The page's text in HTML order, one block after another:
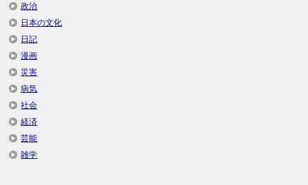
政治
日本の文化
日記
漫画
災害
病気
社会
経済
芸能
雑学